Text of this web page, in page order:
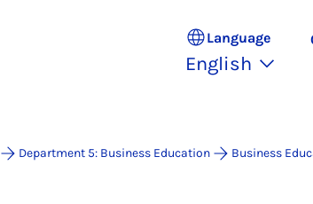
Language
English
Department 5: Business Education
Business